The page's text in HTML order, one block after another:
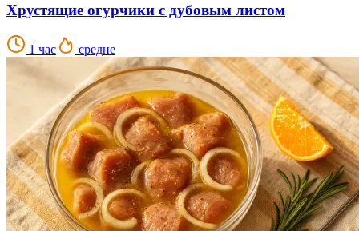
Хрустящие огурчики с дубовым листом
1 час средне